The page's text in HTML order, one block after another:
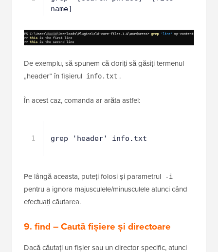
name]
De exemplu, să spunem că doriți să găsiți termenul
În acest caz, comanda ar arăta astfel:
1 grep 'header' info.txt
pentru a ignora majusculele/minusculele atunci când